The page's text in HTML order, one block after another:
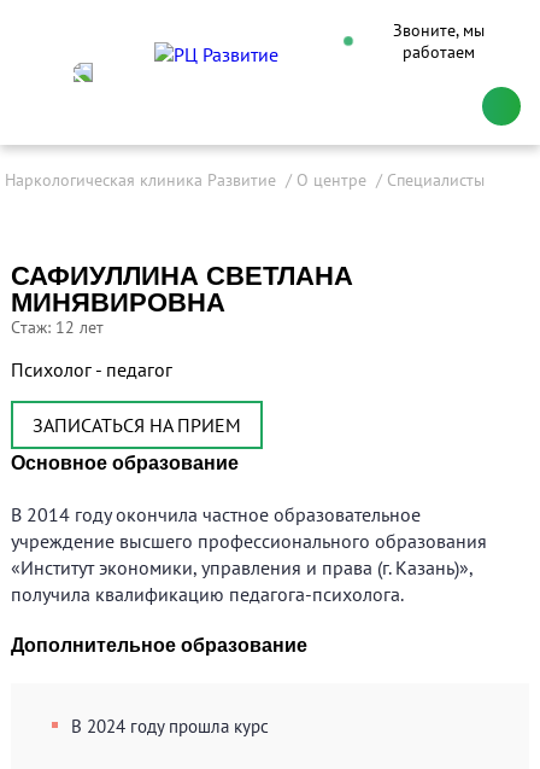
Звоните, мы
работаем
Наркологическая клиника Развитие О центре Специалисты
САФИУЛЛИНА СВЕТЛАНА
МИНЯВИРОВНА
Cтаж: 12 лет
Психолог - педагог
ЗАПИСАТЬСЯ НА ПРИЕМ
Основное образование
В 2014 году окончила частное образовательное
учреждение высшего профессионального образования
«Институт экономики, управления и права (г. Казань)»,
получила квалификацию педагога-психолога.
Дополнительное образование
В 2024 году прошла курс